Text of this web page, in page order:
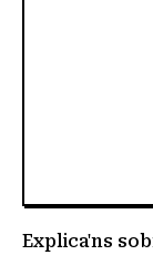
Explica'ns